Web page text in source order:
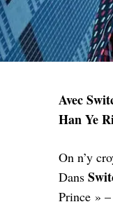
Avec
Han Ye
On n’y
Dans
Prince »